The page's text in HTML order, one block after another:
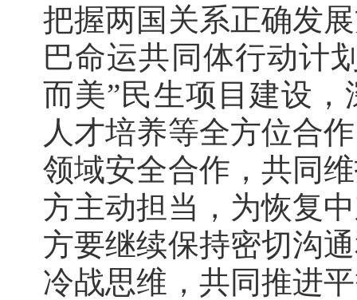
把握两国关系正确发
巴命运共同体行动计
而美”民生项目建设
人才培养等全方位合
领域安全合作，共同
方主动担当，为恢复
方要继续保持密切沟
冷战思维，共同推进